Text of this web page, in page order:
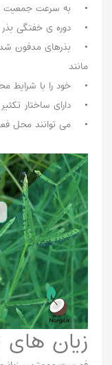
• به سرعت جمعیت
• دوره ی خفتگی بذر
• بذرهای مدفون
مانند
• خود را با شرایط
• دارای ساختار
• می توانند محل
زیان